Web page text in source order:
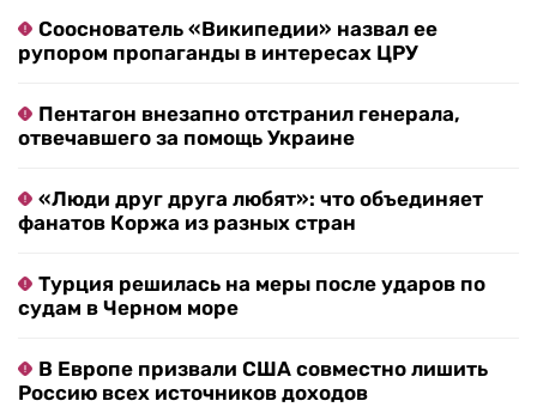
Сооснователь «Википедии» назвал ее
рупором пропаганды в интересах ЦРУ
Пентагон внезапно отстранил генерала,
отвечавшего за помощь Украине
«Люди друг друга любят»: что объединяет
фанатов Коржа из разных стран
Турция решилась на меры после ударов по
судам в Черном море
В Европе призвали США совместно лишить
Россию всех источников доходов